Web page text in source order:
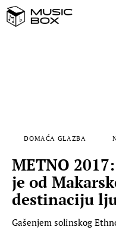
FILM
MUSIC BOX
DOMAĆA GLAZBA
METNO
je od
destinaciju
Gašenjem solinskog